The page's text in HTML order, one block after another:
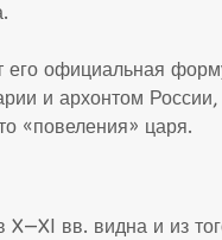
его официальная
и архонтом
«повеления» царя.
X—XI вв. видна и из